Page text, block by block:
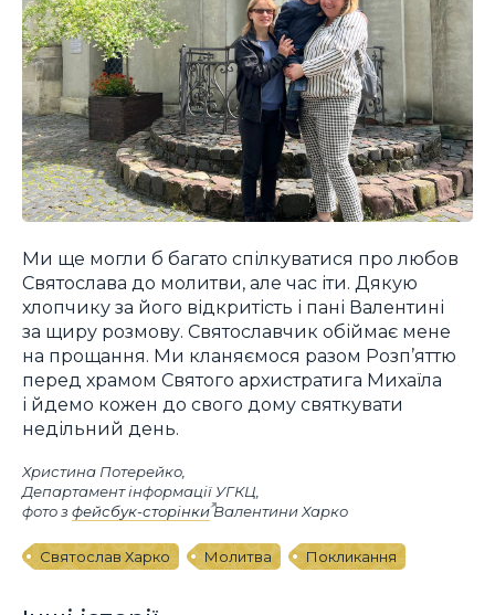
Ми ще могли б багато спілкуватися про любов
Святослава до молитви, але час іти. Дякую
хлопчику за його відкритість і пані Валентині
за щиру розмову. Святославчик обіймає мене
на прощання. Ми кланяємося разом Розп’яттю
перед храмом Святого архистратига Михаїла
і йдемо кожен до свого дому святкувати
недільний день.
Христина Потерейко,
Департамент інформації УГКЦ,
фото з фейсбук-сторінкиВалентини Харко
Святослав Харко Молитва Покликання